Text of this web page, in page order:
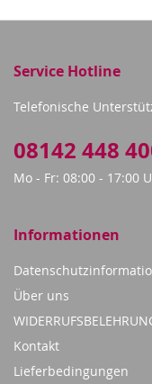
Service Hotline
Telefonische
08142 448
Mo - Fr: 08:00 - 17:00
Informationen
Über uns
Kontakt
Lieferbedingungen